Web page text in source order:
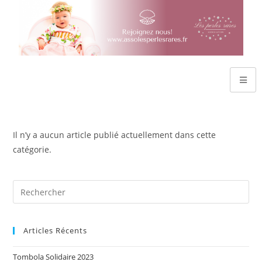
Il n’y a aucun article publié actuellement dans cette
catégorie.
Articles Récents
Tombola Solidaire 2023